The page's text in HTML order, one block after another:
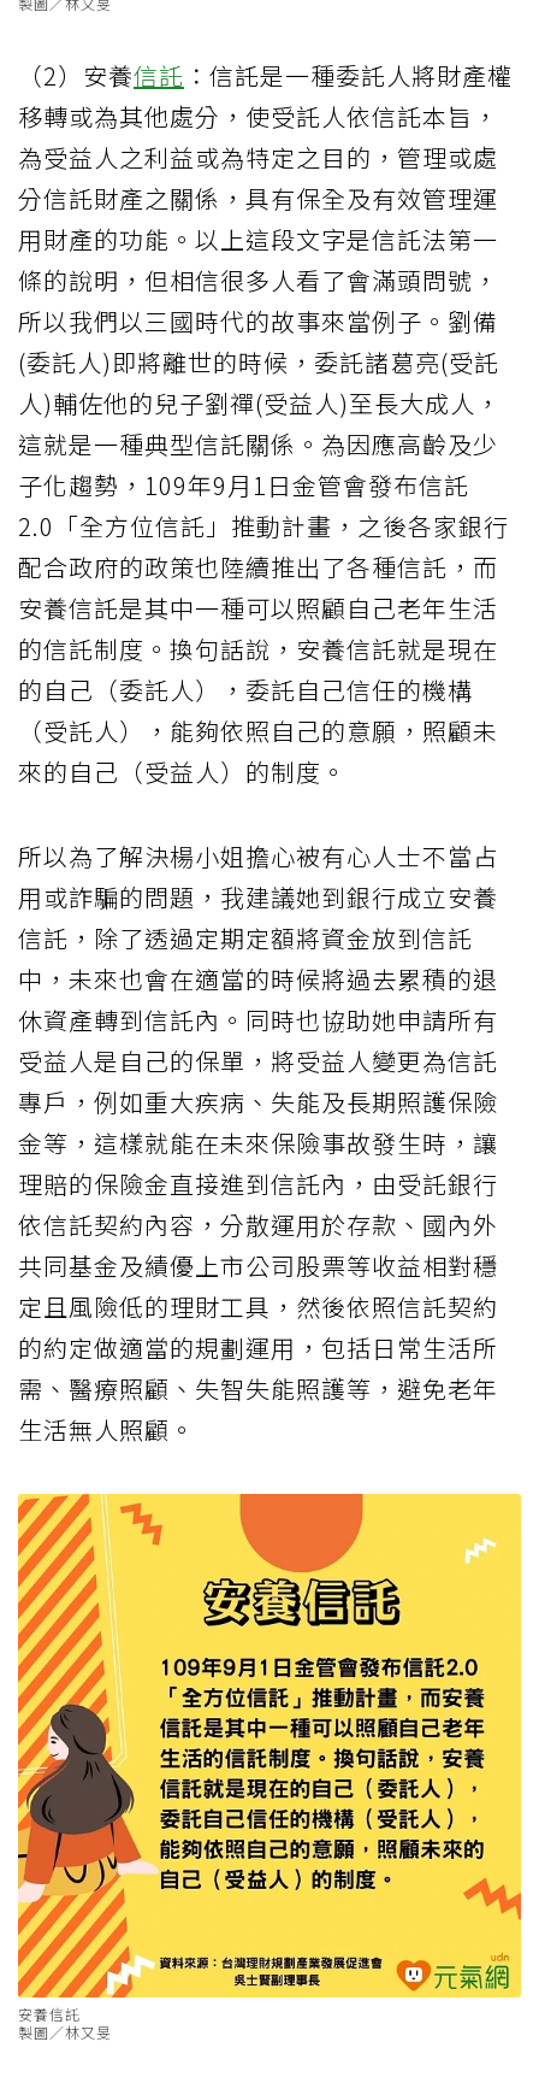
（2）安養信託 ：信託是一種委託人將財產權
移轉或為其他處分，使受託人依信託本旨，
為受益人之利益或為特定之目的，管理或處
分信託財產之關係，具有保全及有效管理運
用財產的功能。以上這段文字是信託法第一
條的說明，但相信很多人看了會滿頭問號，
所以我們以三國時代的故事來當例子。劉備
(委託人)即將離世的時候，委託諸葛亮(受託
人)輔佐他的兒子劉禪(受益人)至長大成人，
這就是一種典型信託關係。為因應高齡及少
子化趨勢，109年9月1日金管會發布信託
2.0「全方位信託」推動計畫，之後各家銀行
配合政府的政策也陸續推出了各種信託，而
安養信託是其中一種可以照顧自己老年生活
的信託制度。換句話說，安養信託就是現在
的自己（委託人），委託自己信任的機構
（受託人），能夠依照自己的意願，照顧未
來的自己（受益人）的制度。
所以為了解決楊小姐擔心被有心人士不當占
用或詐騙的問題，我建議她到銀行成立安養
信託，除了透過定期定額將資金放到信託
中，未來也會在適當的時候將過去累積的退
休資產轉到信託內。同時也協助她申請所有
受益人是自己的保單，將受益人變更為信託
專戶，例如重大疾病、失能及長期照護保險
金等，這樣就能在未來保險事故發生時，讓
理賠的保險金直接進到信託內，由受託銀行
依信託契約內容，分散運用於存款、國內外
共同基金及績優上市公司股票等收益相對穩
定且風險低的理財工具，然後依照信託契約
的約定做適當的規劃運用，包括日常生活所
需、醫療照顧、失智失能照護等，避免老年
生活無人照顧。
安養信託
製圖／林又旻